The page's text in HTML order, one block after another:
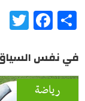
Share
في نفس
رياضة